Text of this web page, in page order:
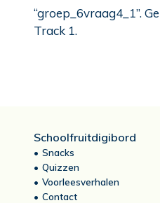
“groep_6vraag4_1”.
Track 1.
Schoolfruitdigibord
Snacks
Quizzen
Voorleesverhalen
Contact